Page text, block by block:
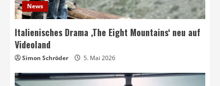
News
Italienisches Drama ‚The Eight Mountains‘ neu auf
Videoland
Simon Schröder 5. Mai 2026